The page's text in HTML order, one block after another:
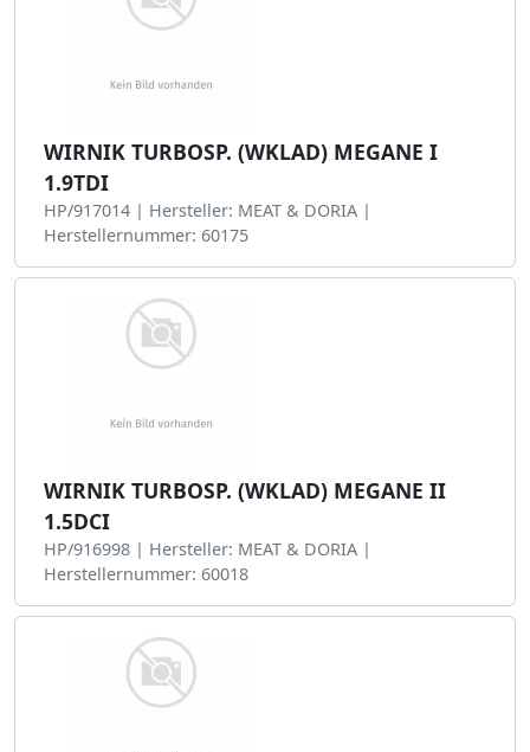
WIRNIK TURBOSP. (WKLAD) MEGANE I
1.9TDI
HP/917014 | Hersteller: MEAT & DORIA |
Herstellernummer: 60175
WIRNIK TURBOSP. (WKLAD) MEGANE II
1.5DCI
HP/916998 | Hersteller: MEAT & DORIA |
Herstellernummer: 60018